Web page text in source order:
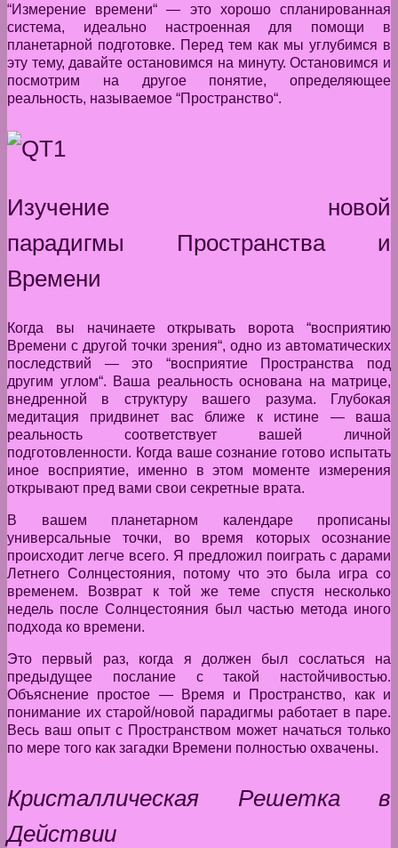
“Измерение времени“ — это хорошо спланированная
система, идеально настроенная для помощи в
планетарной подготовке. Перед тем как мы углубимся в
эту тему, давайте остановимся на минуту. Остановимся и
посмотрим на другое понятие, определяющее
реальность, называемое “Пространство“.
Изучение новой
парадигмы Пространства и
Времени
Когда вы начинаете открывать ворота “восприятию
Времени с другой точки зрения“, одно из автоматических
последствий — это “восприятие Пространства под
другим углом“. Ваша реальность основана на матрице,
внедренной в структуру вашего разума. Глубокая
медитация придвинет вас ближе к истине — ваша
реальность соответствует вашей личной
подготовленности. Когда ваше сознание готово испытать
иное восприятие, именно в этом моменте измерения
открывают пред вами свои секретные врата.
В вашем планетарном календаре прописаны
универсальные точки, во время которых осознание
происходит легче всего. Я предложил поиграть с дарами
Летнего Солнцестояния, потому что это была игра со
временем. Возврат к той же теме спустя несколько
недель после Солнцестояния был частью метода иного
подхода ко времени.
Это первый раз, когда я должен был сослаться на
предыдущее послание с такой настойчивостью.
Объяснение простое — Время и Пространство, как и
понимание их старой/новой парадигмы работает в паре.
Весь ваш опыт с Пространством может начаться только
по мере того как загадки Времени полностью охвачены.
Кристаллическая Решетка в
Действии